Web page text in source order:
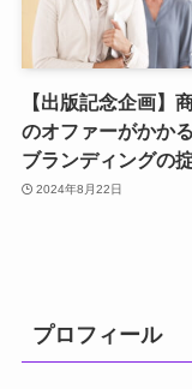
【出版記念企画】
のオファーがかか
ブランディングの
2024年8月22日
プロフィール